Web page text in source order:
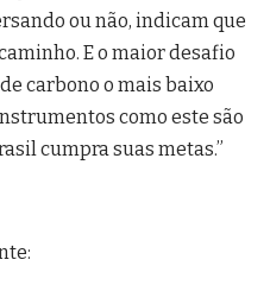
ou não, indicam que
E o maior desafio
carbono o mais baixo
como este são
cumpra suas metas.”